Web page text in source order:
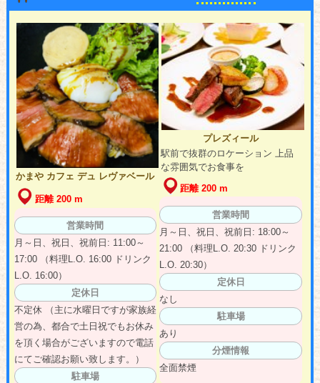
かまや カフェ デュ レヴァベール
距離 200 m
営業時間
月～日、祝日、祝前日: 11:00～
17:00 （料理L.O. 16:00 ドリンク
L.O. 16:00）
定休日
不定休 （主に水曜日ですが家族経
営の為、都合で土日祝でもお休み
を頂く場合がございますので電話
にてご確認お願い致します。）
駐車場
プレズィール
駅前で抜群のロケーション 上品
な雰囲気でお食事を
距離 200 m
営業時間
月～日、祝日、祝前日: 18:00～
21:00 （料理L.O. 20:30 ドリンク
L.O. 20:30）
定休日
なし
駐車場
あり
分煙情報
全面禁煙